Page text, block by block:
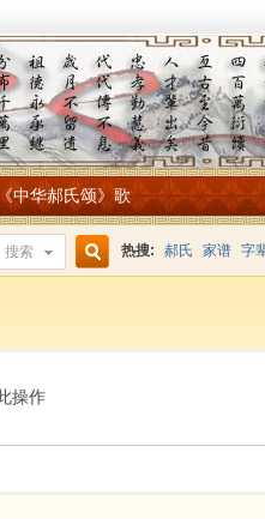
《中华郝氏颂》歌
搜索 热搜: 郝氏 家谱 字
操作